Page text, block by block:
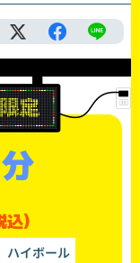
込)
ハイボール